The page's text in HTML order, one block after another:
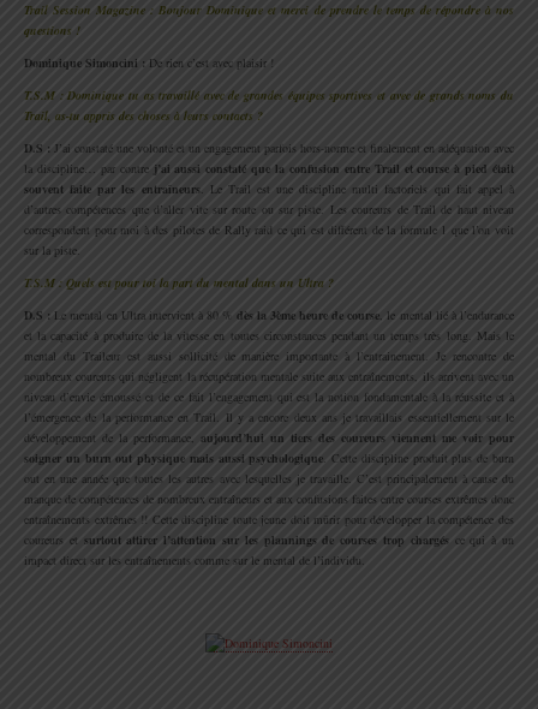
Trail Session Magazine : Bonjour Dominique et merci de prendre le temps de répondre à nos
questions !
Dominique Simoncini : De rien c’est avec plaisir !
T.S.M : Dominique tu as travaillé avec de grandes équipes sportives et avec de grands noms du
Trail, as-tu appris des choses à leurs contacts ?
D.S : J’ai constaté une volonté et un engagement parfois hors-norme et finalement en adéquation avec
la discipline… par contre j’ai aussi constaté que la confusion entre Trail et course à pied était
souvent faite par les entraîneurs . Le Trail est une discipline multi factoriels qui fait appel à
d’autres compétences que d’aller vite sur route ou sur piste. Les coureurs de Trail de haut niveau
correspondent pour moi à des pilotes de Rally raid ce qui est différent de la formule 1 que l’on voit
sur la piste.
T.S.M : Quels est pour toi la part du mental dans un Ultra ?
D.S : Le mental en Ultra intervient à 80 % dès la 3ème heure de course, le mental lié à l’endurance
et la capacité à produire de la vitesse en toutes circonstances pendant un temps très long. Mais le
mental du Traileur est aussi sollicité de manière importante à l’entrainement. Je rencontre de
nombreux coureurs qui négligent la récupération mentale suite aux entraînements, ils arrivent avec un
niveau d’envie émoussé et de ce fait l’engagement qui est la notion fondamentale à la réussite et à
l’émergence de la performance en Trail. Il y a encore deux ans je travaillais essentiellement sur le
développement de la performance, aujourd’hui un tiers des coureurs viennent me voir pour
soigner un burn out physique mais aussi psychologique . Cette discipline produit plus de burn
out en une année que toutes les autres avec lesquelles je travaille. C’est principalement à cause du
manque de compétences de nombreux entraîneurs et aux confusions faites entre courses extrêmes donc
entraînements extrêmes !! Cette discipline toute jeune doit mûrir pour développer la compétence des
coureurs et surtout attirer l’attention sur les plannings de courses trop chargés ce qui à un
impact direct sur les entraînements comme sur le mental de l’individu.